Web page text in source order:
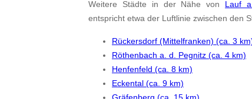
Weitere Städte in der Nähe von Lauf
entspricht etwa der Luftlinie zwischen den
Rückersdorf (Mittelfranken) (ca. 3
Röthenbach a. d. Pegnitz (ca. 4 km)
Henfenfeld (ca. 8 km)
Eckental (ca. 9 km)
Gräfenberg (ca. 15 km)